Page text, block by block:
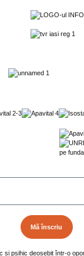
Mă înscriu
psihic deosebit într-o